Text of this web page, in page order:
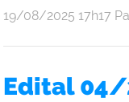
publicado
19/08/2025 17h17
Edital 04/